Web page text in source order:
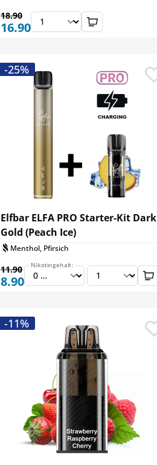
16.90
18.90
Elfbar ELFA PRO Starter-Kit Dark
Gold (Peach Ice)
Menthol, Pfirsich
8.90
11.90
-25%
Nikotingehalt:
-11%